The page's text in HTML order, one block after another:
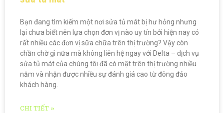
Bạn đang tìm kiếm một nơi sửa tủ mát bị hư hỏng nhưng
lại chưa biết nên lựa chọn đơn vị nào uy tín bởi hiện nay có
rất nhiều các đơn vị sữa chữa trên thị trường? Vậy còn
chần chờ gì nữa mà không liên hệ ngay với Delta – dịch vụ
sửa tủ mát của chúng tôi đã có mặt trên thị trường nhiều
năm và nhận được nhiều sự đánh giá cao từ đông đảo
khách hàng.
CHI TIẾT »